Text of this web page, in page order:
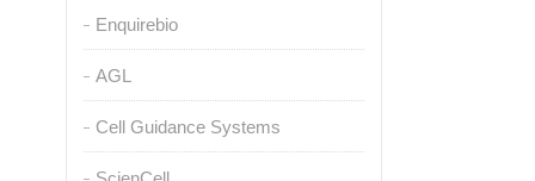
Enquirebio
AGL
Cell Guidance Systems